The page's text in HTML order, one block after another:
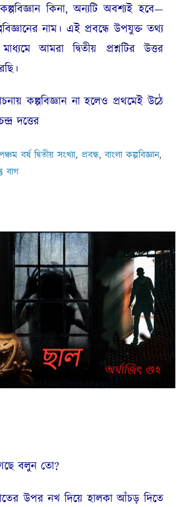
কিনা, অন্যটি অবশ্যই হবে—
নাম। এই প্রবন্ধে উপযুক্ত তথ্য
আমরা দ্বিতীয় প্রশ্নটির উত্তর
কল্পবিজ্ঞান না হলেও প্রথমেই উঠে
দত্তের
বর্ষ দ্বিতীয় সংখ্যা, প্রবন্ধ,বাংলা কল্পবিজ্ঞান,
বাগ
বলুন তো?
উপর নখ দিয়ে হালকা আঁচড় দিতে